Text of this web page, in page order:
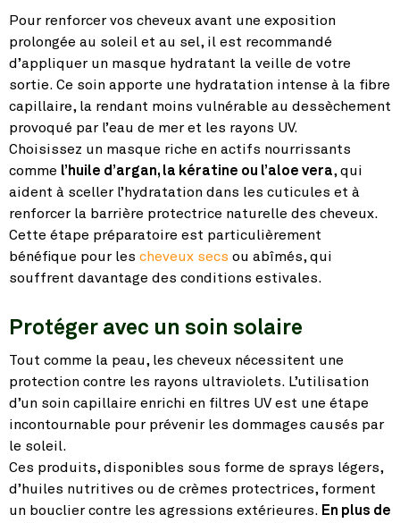
Pour renforcer vos cheveux avant une exposition
prolongée au soleil et au sel, il est recommandé
d’appliquer un masque hydratant la veille de votre
sortie. Ce soin apporte une hydratation intense à la fibre
capillaire, la rendant moins vulnérable au dessèchement
provoqué par l’eau de mer et les rayons UV.
Choisissez un masque riche en actifs nourrissants
comme l’huile d’argan, la kératine ou l’aloe vera, qui
aident à sceller l’hydratation dans les cuticules et à
renforcer la barrière protectrice naturelle des cheveux.
Cette étape préparatoire est particulièrement
bénéfique pour les cheveux secs ou abîmés, qui
souffrent davantage des conditions estivales.
Protéger avec un soin solaire
Tout comme la peau, les cheveux nécessitent une
protection contre les rayons ultraviolets. L’utilisation
d’un soin capillaire enrichi en filtres UV est une étape
incontournable pour prévenir les dommages causés par
le soleil.
Ces produits, disponibles sous forme de sprays légers,
d’huiles nutritives ou de crèmes protectrices, forment
un bouclier contre les agressions extérieures. En plus de